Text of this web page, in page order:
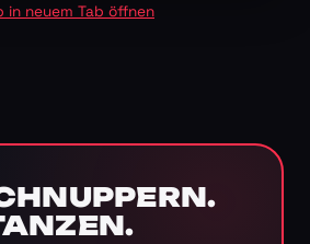
in neuem Tab öffnen